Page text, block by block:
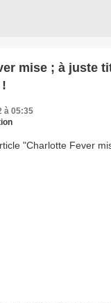
mise ; à juste
à 05:35